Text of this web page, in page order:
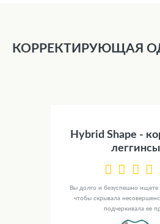
КОРРЕКТИРУЮЩАЯ
Hybrid Shape -
леггинсы
Вы долго и безуспешно ищете
чтобы скрывала
подчеркивала ее